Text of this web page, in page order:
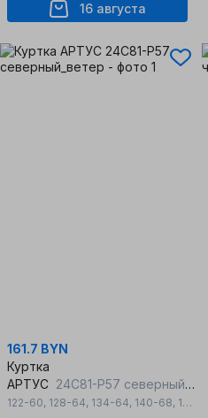
16 августа
161.7 BYN
Куртка
АРТУС 24С81-Р57 северный_ветер
122-60, 128-64, 134-64, 140-68, 152-76